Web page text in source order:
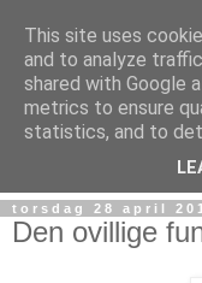
torsdag 28 april
Den ovillige
This site uses
and to analyze
shared with Google
metrics to ensure
statistics, and to